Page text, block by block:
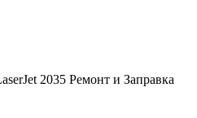
2035 Ремонт и Заправка